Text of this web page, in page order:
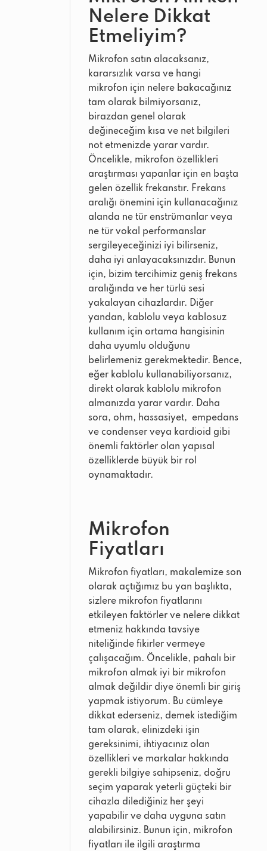
Nelere Dikkat
Etmeliyim?
Mikrofon satın alacaksanız,
kararsızlık varsa ve hangi
mikrofon için nelere bakacağınız
tam olarak bilmiyorsanız,
birazdan genel olarak
değineceğim kısa ve net bilgileri
not etmenizde yarar vardır.
Öncelikle, mikrofon özellikleri
araştırması yapanlar için en başta
gelen özellik frekanstır. Frekans
aralığı önemini için kullanacağınız
alanda ne tür enstrümanlar veya
ne tür vokal performanslar
sergileyeceğinizi iyi bilirseniz,
daha iyi anlayacaksınızdır. Bunun
için, bizim tercihimiz geniş frekans
aralığında ve her türlü sesi
yakalayan cihazlardır. Diğer
yandan, kablolu veya kablosuz
kullanım için ortama hangisinin
daha uyumlu olduğunu
belirlemeniz gerekmektedir. Bence,
eğer kablolu kullanabiliyorsanız,
direkt olarak kablolu mikrofon
almanızda yarar vardır. Daha
sora, ohm, hassasiyet, empedans
ve condenser veya kardioid gibi
önemli faktörler olan yapısal
özelliklerde büyük bir rol
oynamaktadır.
Mikrofon
Fiyatları
Mikrofon fiyatları, makalemize son
olarak açtığımız bu yan başlıkta,
sizlere mikrofon fiyatlarını
etkileyen faktörler ve nelere dikkat
etmeniz hakkında tavsiye
niteliğinde fikirler vermeye
çalışacağım. Öncelikle, pahalı bir
mikrofon almak iyi bir mikrofon
almak değildir diye önemli bir giriş
yapmak istiyorum. Bu cümleye
dikkat ederseniz, demek istediğim
tam olarak, elinizdeki işin
gereksinimi, ihtiyacınız olan
özellikleri ve markalar hakkında
gerekli bilgiye sahipseniz, doğru
seçim yaparak yeterli güçteki bir
cihazla dilediğiniz her şeyi
yapabilir ve daha uyguna satın
alabilirsiniz. Bunun için, mikrofon
fiyatları ile ilgili araştırma